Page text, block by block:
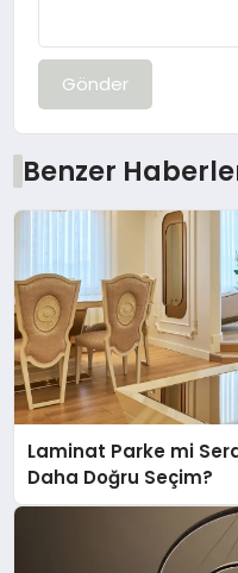
Gönder
Benzer
Laminat Parke mi
Daha Doğru Seçim?